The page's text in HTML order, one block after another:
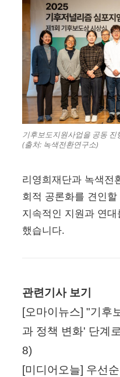
기후보도지원사업을 공동
(출처: 녹색전환연구소)
리영희재단과 녹색전
회적 공론화를 견인
지속적인 지원과 연대
했습니다.
관련기사 보기
[오마이뉴스] "기후
과 정책 변화' 단계
8)
[미디어오늘] 우선